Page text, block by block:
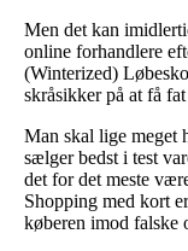
Men det kan
online forhandlere
(Winterized)
skråsikker på at få
Man skal lige meget
sælger bedst i test
det for det meste
Shopping med kort
køberen imod falske